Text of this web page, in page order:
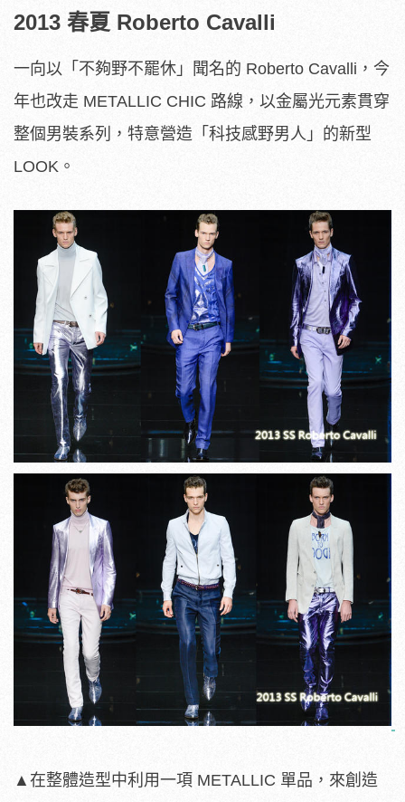
2013 春夏 Roberto Cavalli
一向以「不夠野不罷休」聞名的 Roberto Cavalli，今
年也改走 METALLIC CHIC 路線，以金屬光元素貫穿
整個男裝系列，特意營造「科技感野男人」的新型
LOOK。
▲在整體造型中利用一項 METALLIC 單品，來創造